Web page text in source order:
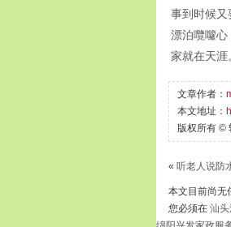
事到时候又
漂泊囕囖心
家就在天涯
文章作者：
本文地址：
版权所有 ©
« 听老人说防
本文目前尚无
您必须在 汕头